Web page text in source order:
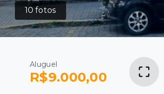
10 fotos
Aluguel
R$9.000,00